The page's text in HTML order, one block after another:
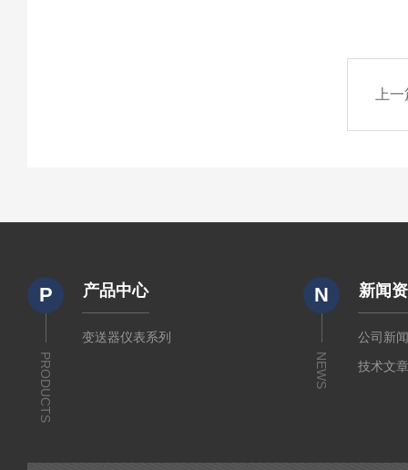
上
P
PRODUCTS
产品中心
变送器仪表系列
N
NEWS
新闻
公司新
技术文